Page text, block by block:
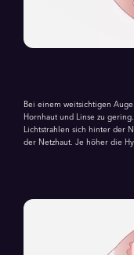
Bei einem weitsichtigen
Hornhaut und Linse zu
Lichtstrahlen sich hinter der
der Netzhaut. Je höher die